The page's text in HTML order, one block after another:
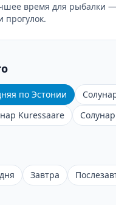
время для рыбалки —
прогулок.
по Эстонии
Kuressaare
Завтра